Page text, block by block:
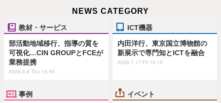
NEWS CATEGORY
教材・サービス
部活動地域移行、指導の質を
可視化…CIN GROUPとFCEが
業務提携
2026.8.6 Thu 15:45
ICT機器
内田洋行、東京国立博物館の
新展示で専門知とICTを融合
2026.7.17 Fri 13:15
事例 イベント